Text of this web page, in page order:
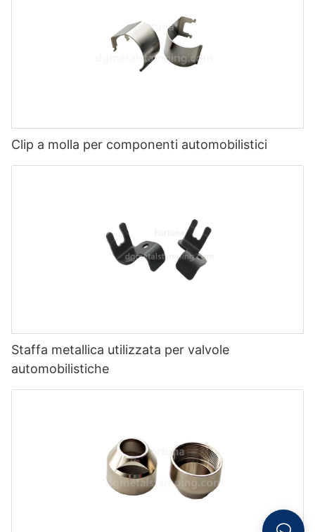
Clip a molla per componenti automobilistici
Staffa metallica utilizzata per valvole
automobilistiche